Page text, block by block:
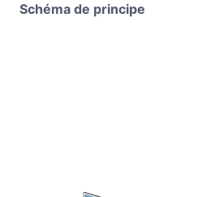
Schéma de principe